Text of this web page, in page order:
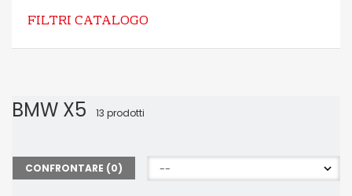
FILTRI CATALOGO
BMW X5 13 prodotti
CONFRONTARE (0)